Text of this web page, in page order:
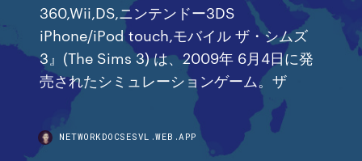
360,Wii,DS,ニンテンドー3DS
iPhone/iPod touch,モバイル ザ・シムズ
3』(The Sims 3) は、2009年 6月4日に発
売されたシミュレーションゲーム。ザ
NETWORKDOCSESVL.WEB.APP